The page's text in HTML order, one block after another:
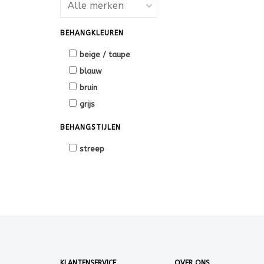
BEHANGKLEUREN
beige / taupe
blauw
bruin
grijs
BEHANGSTIJLEN
streep